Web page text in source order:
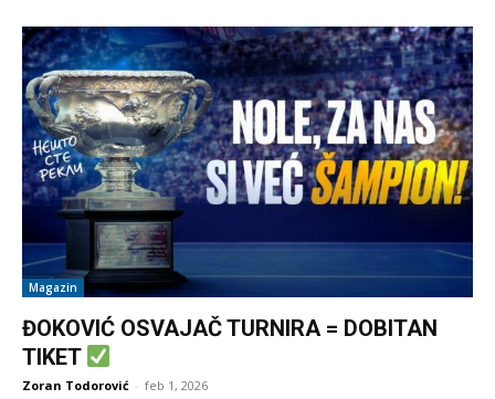
Magazin
ĐOKOVIĆ OSVAJAČ TURNIRA = DOBITAN
TIKET
Zoran Todorović - feb 1, 2026